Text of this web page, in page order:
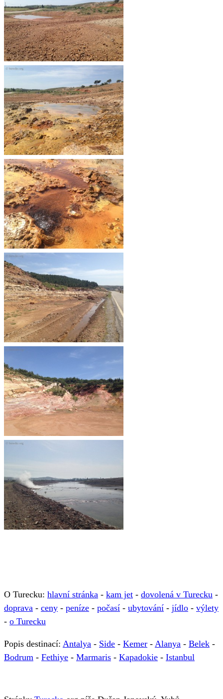
O Turecku: hlavní stránka - kam jet - dovolená v Turecku -
doprava - ceny - peníze - počasí - ubytování - jídlo - výlety
- o Turecku
Popis destinací: Antalya - Side - Kemer - Alanya - Belek -
Bodrum - Fethiye - Marmaris - Kapadokie - Istanbul